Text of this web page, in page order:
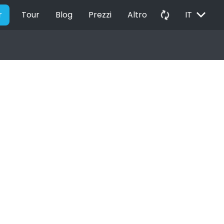
Tour Blog Prezzi Altro autorenew IT EXPAND_MORE